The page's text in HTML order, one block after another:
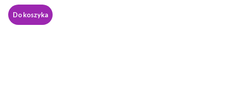
Do koszyka